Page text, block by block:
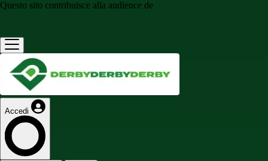
Questo sito contribuisce alla audience de
Accedi